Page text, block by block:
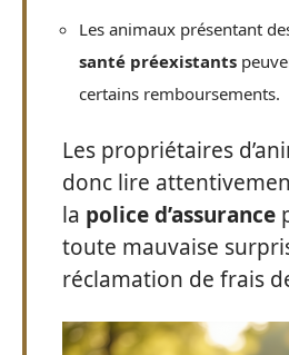
Les animaux présentant
santé préexistants
certains remboursements.
Les propriétaires
donc lire
la police d’assurance
toute mauvaise
réclamation de frais